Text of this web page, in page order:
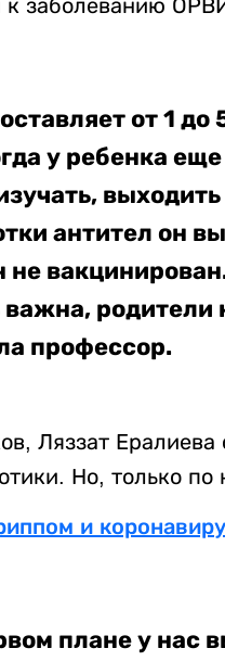
заболеванию
от 1 до
у ребенка
выходить
антител он
не
профессор.
Ляззат Ералиева
Но, только по
и
плане у нас